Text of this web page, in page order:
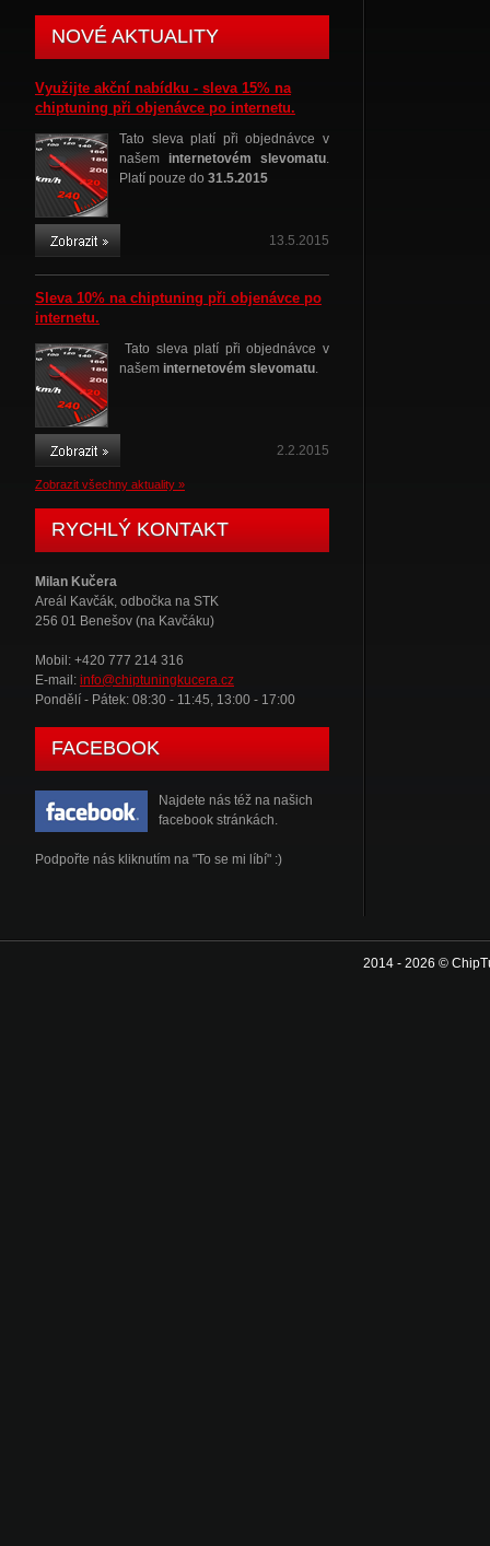
NOVÉ AKTUALITY
Využijte akční nabídku - sleva 15% na
chiptuning při objenávce po internetu.
Tato sleva platí při objednávce v
našem internetovém slevomatu.
Platí pouze do 31.5.2015
13.5.2015
Sleva 10% na chiptuning při objenávce po
internetu.
Tato sleva platí při objednávce v
našem internetovém slevomatu.
2.2.2015
Zobrazit všechny aktuality »
RYCHLÝ KONTAKT
Milan Kučera
Areál Kavčák, odbočka na STK
256 01 Benešov (na Kavčáku)
Mobil: +420 777 214 316
E-mail: info@chiptuningkucera.cz
Pondělí - Pátek: 08:30 - 11:45, 13:00 - 17:00
FACEBOOK
Najdete nás též na našich
facebook stránkách.
Podpořte nás kliknutím na "To se mi líbí" :)
2014 - 2026 ©